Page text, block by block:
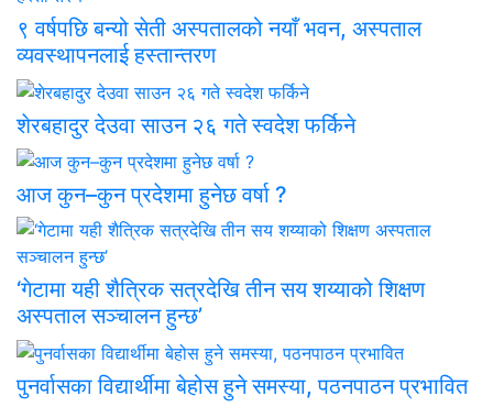
९ वर्षपछि बन्यो सेती अस्पतालको नयाँ भवन, अस्पताल
व्यवस्थापनलाई हस्तान्तरण
शेरबहादुर देउवा साउन २६ गते स्वदेश फर्किने
आज कुन–कुन प्रदेशमा हुनेछ वर्षा ?
‘गेटामा यही शैत्रिक सत्रदेखि तीन सय शय्याको शिक्षण
अस्पताल सञ्चालन हुन्छ’
पुनर्वासका विद्यार्थीमा बेहोस हुने समस्या, पठनपाठन प्रभावित